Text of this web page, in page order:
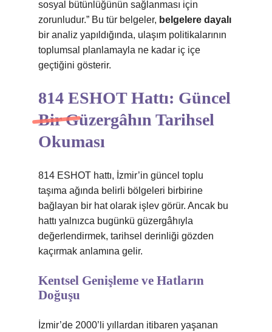
sosyal bütünlüğünün sağlanması için
zorunludur.” Bu tür belgeler, belgelere dayalı
bir analiz yapıldığında, ulaşım politikalarının
toplumsal planlamayla ne kadar iç içe
geçtiğini gösterir.
814 ESHOT Hattı: Güncel
Bir Güzergâhın Tarihsel
Okuması
814 ESHOT hattı, İzmir’in güncel toplu
taşıma ağında belirli bölgeleri birbirine
bağlayan bir hat olarak işlev görür. Ancak bu
hattı yalnızca bugünkü güzergâhıyla
değerlendirmek, tarihsel derinliği gözden
kaçırmak anlamına gelir.
Kentsel Genişleme ve Hatların
Doğuşu
İzmir’de 2000’li yıllardan itibaren yaşanan